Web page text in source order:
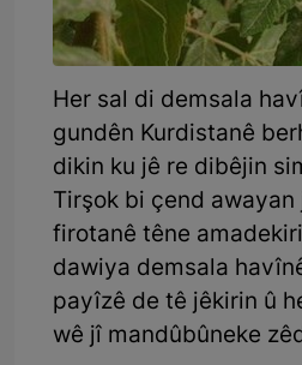
Her sal di demsala
gundên Kurdistanê
dikin ku jê re dibêjin
Tirşok bi çend
firotanê têne
dawiya demsala
payîzê de tê jêkirin û
wê jî mandûbûneke